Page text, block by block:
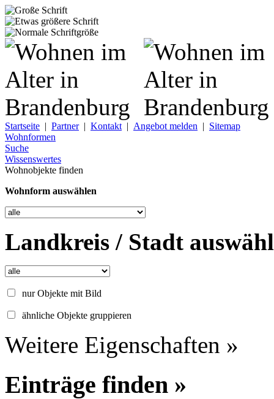
Startseite | Partner| Kontakt | Angebot melden | Sitemap
Wohnformen
Suche
Wissenswertes
Wohnobjekte finden
Wohnform auswählen
Landkreis / Stadt
nur Objekte mit Bild
ähnliche Objekte gruppieren
Weitere Eigenschaften »
Einträge finden »